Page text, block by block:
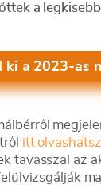
a
ki a 2023-as
itt olvashatsz
tavasszal az